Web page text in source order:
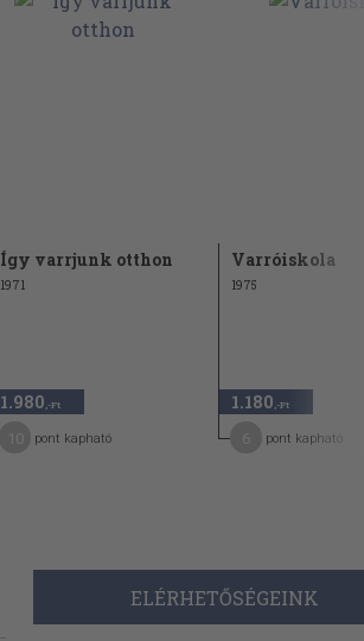
Így varrjunk otthon
1971
1.980 ,-Ft
pont kapható
Varróiskola
1975
1.180 ,-Ft
pont kapható
ELÉRHETŐSÉGEINK